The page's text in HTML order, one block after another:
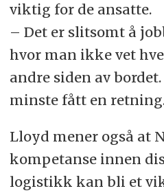
viktig for de ansatte.
– Det er slitsomt å
hvor man ikke vet
andre siden av
minste fått en
Lloyd mener også at
kompetanse innen
logistikk kan bli et